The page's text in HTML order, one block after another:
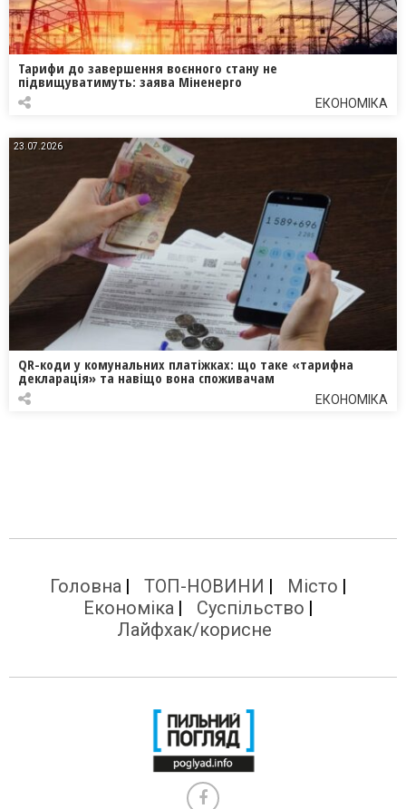
Тарифи до завершення воєнного стану не
підвищуватимуть: заява Міненерго
ЕКОНОМІКА
23.07.2026
QR-коди у комунальних платіжках: що таке «тарифна
декларація» та навіщо вона споживачам
ЕКОНОМІКА
Головна ТОП-НОВИНИ
Місто
Економіка
Суспільство
Лайфхак/корисне